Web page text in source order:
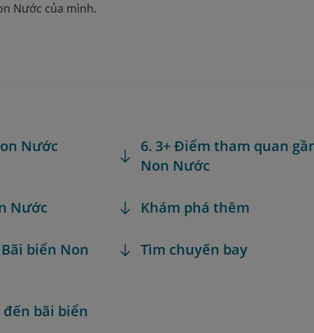
Nước của mình.​
Nước
Nước
biển Non
bãi biển
6. 3+ Điểm tham quan
Non Nước
Khám phá thêm
Tìm chuyến bay